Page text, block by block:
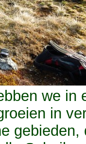
we in
in